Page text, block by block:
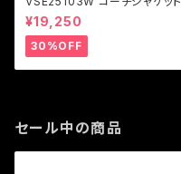
¥19,250
30%OFF
セール中の商品